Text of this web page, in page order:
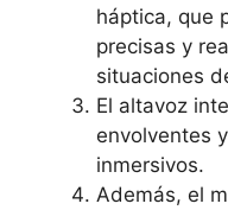
háptica, que
precisas y
situaciones
El altavoz
envolventes
inmersivos.
Además, el